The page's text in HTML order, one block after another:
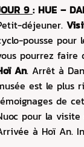
9 : HUE –
déjeuner.
pousse pour
pourrez faire
An. Arrêt à
est le plus
de
pour la visite
à Hoï An.